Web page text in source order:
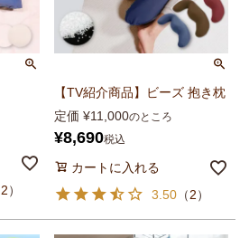
2）
【TV紹介商品】ビーズ 抱き枕
定価 ¥11,000のところ
¥8,690税込
カートに入れる
3.50 （2）